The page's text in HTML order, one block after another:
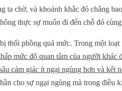
ta chờ, và khoảnh khắc đó chẳng
thực sự muốn đi đến chỗ đó
thổi phồng quá mức. Trong một
mức độ quan tâm của người
cảm giác ít ngại ngùng hơn và kết
cho sự ngại ngùng mà trong điều